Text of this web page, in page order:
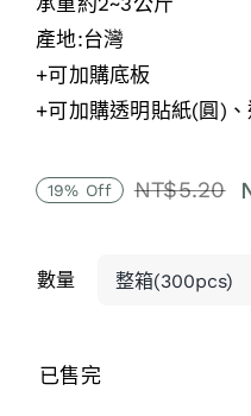
產地:台灣
+可加購底板
+可加購透明貼紙(圓)
NT$5.20
原
價
目
價
19% Off
數量
已售完